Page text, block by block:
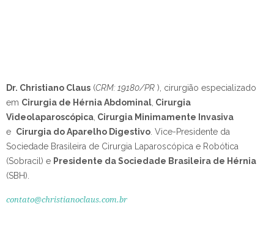
Dr. Christiano Claus (CRM: 19180/PR ), cirurgião especializado
em Cirurgia de Hérnia Abdominal Cirurgia
Videolaparoscópica Cirurgia Minimamente Invasiva
e Cirurgia do Aparelho Digestivo Vice-Presidente da
Sociedade Brasileira de Cirurgia Laparoscópica e Robótica
(Sobracil) e Presidente da Sociedade Brasileira de Hérnia
(SBH).
contato@christianoclaus.com.br